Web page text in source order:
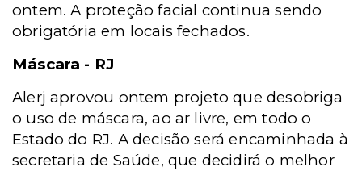
ontem. A proteção facial continua sendo
obrigatória em locais fechados.
Máscara - RJ
Alerj aprovou ontem projeto que desobriga
o uso de máscara, ao ar livre, em todo o
Estado do RJ. A decisão será encaminhada à
secretaria de Saúde, que decidirá o melhor